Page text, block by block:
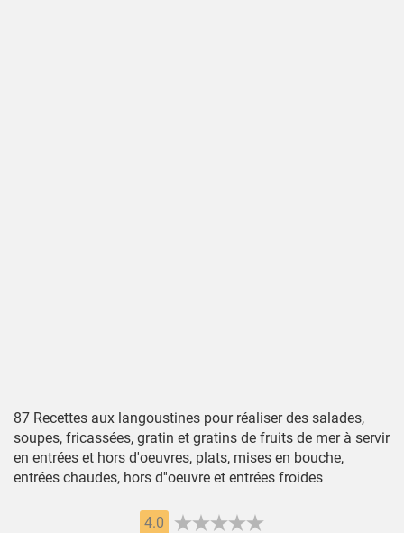
87 Recettes aux langoustines pour réaliser des salades,
soupes, fricassées, gratin et gratins de fruits de mer à servir
en entrées et hors d'oeuvres, plats, mises en bouche,
entrées chaudes, hors d''oeuvre et entrées froides
4.0